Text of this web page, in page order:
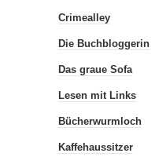
Crimealley
Die Buchbloggerin
Das graue Sofa
Lesen mit Links
Bücherwurmloch
Kaffehaussitzer